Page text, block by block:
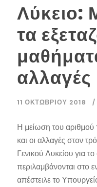
Λύκειο:
τα
αλλαγές
11 ΟΚΤΩΒΡΊΟΥ 2018
Η μείωση του
και οι αλλαγές στον
Γενικού Λυκείου για
περιλαμβάνονται στο
απέστειλε το